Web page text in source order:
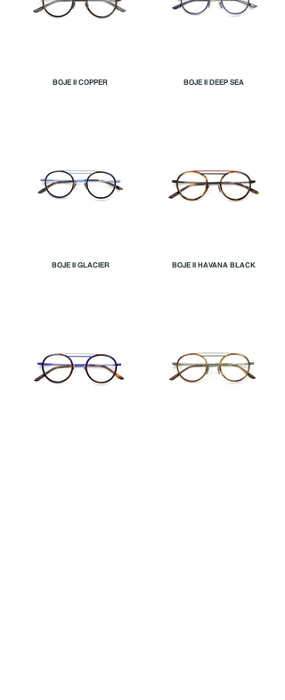
BOJE II COPPER BOJE II DEEP SEA
BOJE II GLACIER BOJE II HAVANA BLACK